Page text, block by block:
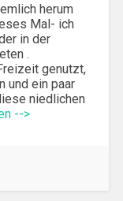
herum
Mal- ich
in der
.
genutzt,
und ein paar
niedlichen
-->